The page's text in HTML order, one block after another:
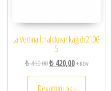
La Vertina İthal duvar kağıdı 2106-
5
₺450,00Orijinal fiyat: ₺ 450,00.
₺420,00Şu andaki
+ KDV
Devamını oku